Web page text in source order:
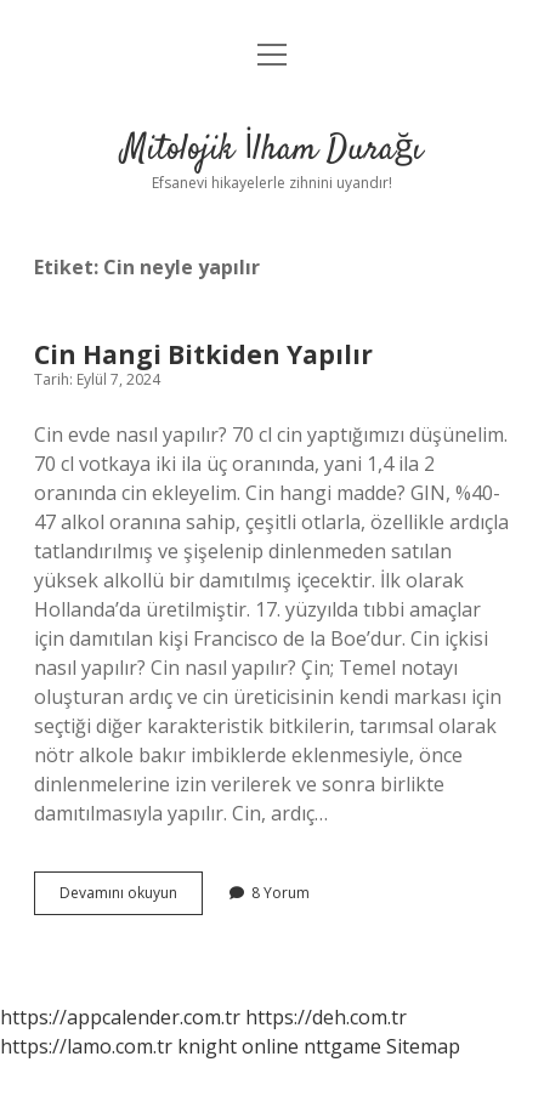
Anasayfa
Yasal Uyarı
menüyü
Mitolojik İlham Durağı
Efsanevi hikayelerle zihnini uyandır!
Etiket: Cin neyle yapılır
Cin Hangi Bitkiden Yapılır
Tarih: Eylül 7, 2024
Cin evde nasıl yapılır? 70 cl cin yaptığımızı düşünelim.
70 cl votkaya iki ila üç oranında, yani 1,4 ila 2
oranında cin ekleyelim. Cin hangi madde? GIN, %40-
47 alkol oranına sahip, çeşitli otlarla, özellikle ardıçla
tatlandırılmış ve şişelenip dinlenmeden satılan
yüksek alkollü bir damıtılmış içecektir. İlk olarak
Hollanda’da üretilmiştir. 17. yüzyılda tıbbi amaçlar
için damıtılan kişi Francisco de la Boe’dur. Cin içkisi
nasıl yapılır? Cin nasıl yapılır? Çin; Temel notayı
oluşturan ardıç ve cin üreticisinin kendi markası için
seçtiği diğer karakteristik bitkilerin, tarımsal olarak
nötr alkole bakır imbiklerde eklenmesiyle, önce
dinlenmelerine izin verilerek ve sonra birlikte
damıtılmasıyla yapılır. Cin, ardıç…
Devamını okuyun
Hangi
8 Yorum
https://appcalender.com.tr https://deh.com.tr
https://lamo.com.tr knight online nttgame Sitemap